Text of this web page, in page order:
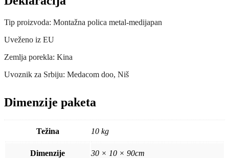
Tip proizvoda: Montažna polica metal-medijapan
Uveženo iz EU
Zemlja porekla: Kina
Uvoznik za Srbiju: Medacom doo, Niš
Dimenzije paketa
Težina 10 kg
Dimenzije 30 × 10 × 90cm